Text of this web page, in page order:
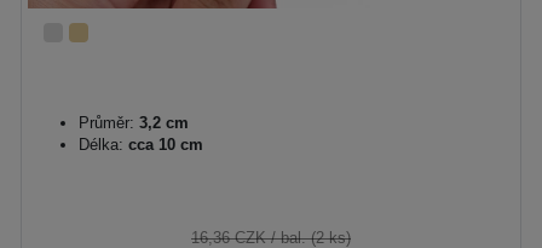
Průměr: 3,2 cm
Délka: cca 10 cm
16,36 CZK/ bal. (2 ks)